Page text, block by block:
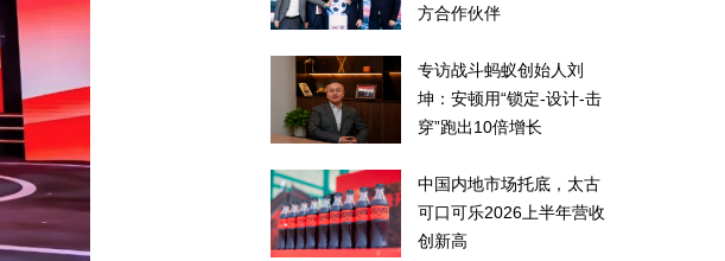
方合作伙伴
专访战斗蚂蚁创始人刘
坤：安顿用“锁定-设计-击
穿”跑出10倍增长
中国内地市场托底，太古
可口可乐2026上半年营收
创新高